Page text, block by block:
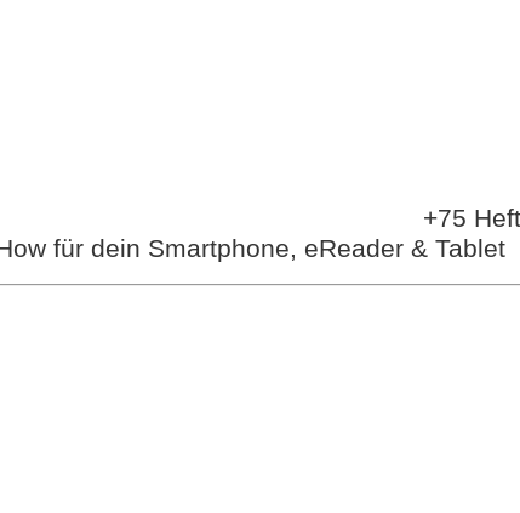
+75
für dein Smartphone, eReader & Tablet